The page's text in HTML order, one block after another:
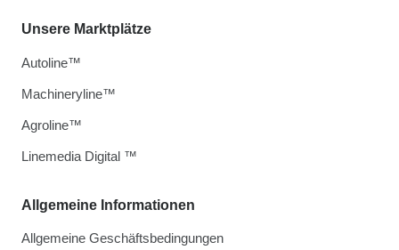
Allgemeine Informationen
Allgemeine Geschäftsbedingungen
Unsere Marktplätze
Autoline™
Machineryline™
Agroline™
Linemedia Digital ™